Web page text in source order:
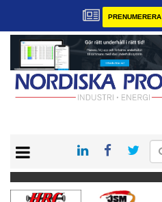
PRENUMERERA
KONTAKT